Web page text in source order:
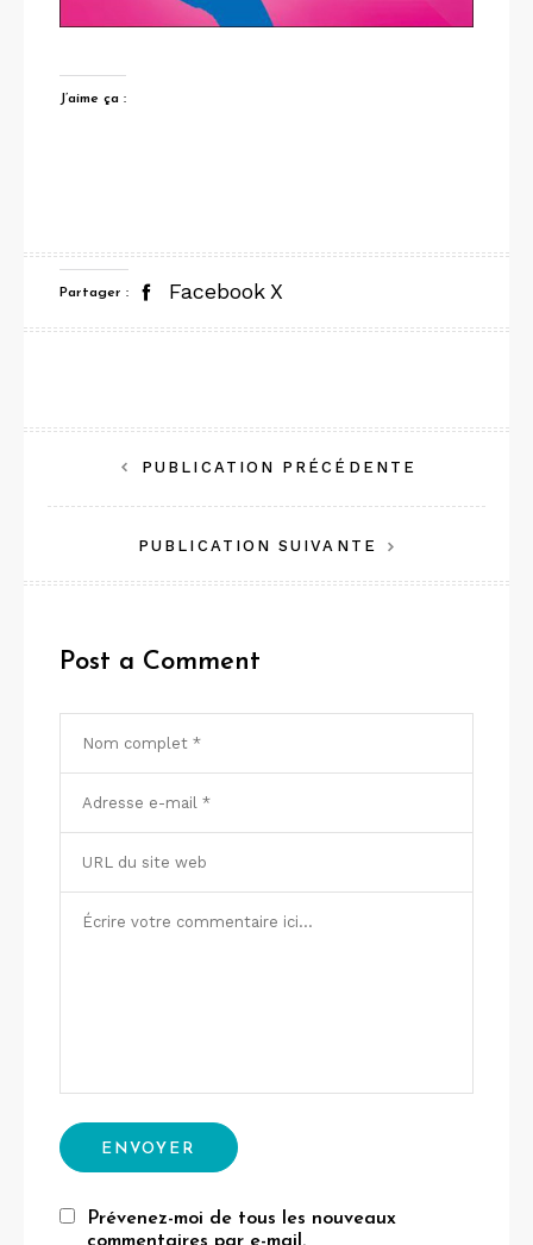
J’aime ça :
Partager : Facebook X
Navigation
de
l’article
PUBLICATION PRÉCÉDENTE
PUBLICATION SUIVANTE
Post a Comment
Prévenez-moi de tous les nouveaux
commentaires par e-mail.